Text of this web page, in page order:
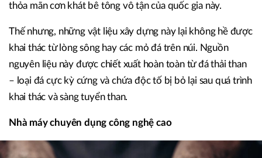
thỏa mãn cơn khát bê tông vô tận của quốc gia này.
Thế nhưng, những vật liệu xây dựng này lại không hề được
khai thác từ lòng sông hay các mỏ đá trên núi. Nguồn
nguyên liệu này được chiết xuất hoàn toàn từ đá thải than
– loại đá cực kỳ cứng và chứa độc tố bị bỏ lại sau quá trình
khai thác và sàng tuyển than.
Nhà máy chuyên dụng công nghệ cao